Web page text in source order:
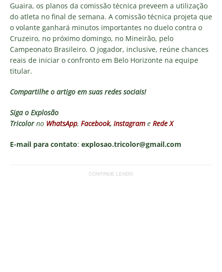
Guaira, os planos da comissão técnica preveem a utilização
do atleta no final de semana. A comissão técnica projeta que
o volante ganhará minutos importantes no duelo contra o
Cruzeiro, no próximo domingo, no Mineirão, pelo
Campeonato Brasileiro. O jogador, inclusive, reúne chances
reais de iniciar o confronto em Belo Horizonte na equipe
titular.
Compartilhe o artigo em suas redes sociais!
Siga o Explosão
Tricolorno WhatsApp, Facebook, Instagram e Rede X
E-mail para contato: explosao.tricolor@gmail.com
CONTINUE LENDO